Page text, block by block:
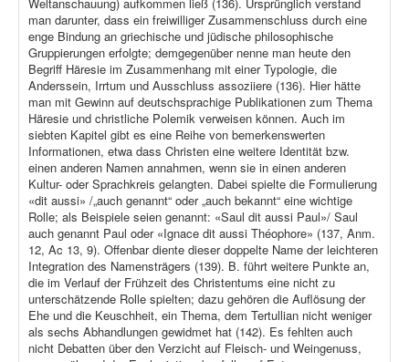
man darunter, dass ein freiwilliger Zusammenschluss durch eine
enge Bindung an griechische und jüdische philosophische
Gruppierungen erfolgte; demgegenüber nenne man heute den
Begriff Häresie im Zusammenhang mit einer Typologie, die
Anderssein, Irrtum und Ausschluss assoziiere (136). Hier hätte
man mit Gewinn auf deutschsprachige Publikationen zum Thema
Häresie und christliche Polemik verweisen können. Auch im
siebten Kapitel gibt es eine Reihe von bemerkenswerten
Informationen, etwa dass Christen eine weitere Identität bzw.
einen anderen Namen annahmen, wenn sie in einen anderen
Kultur- oder Sprachkreis gelangten. Dabei spielte die Formulierung
«dit aussi» /„auch genannt“ oder „auch bekannt“ eine wichtige
Rolle; als Beispiele seien genannt: «Saul dit aussi Paul»/ Saul
auch genannt Paul oder «Ignace dit aussi Théophore» (137, Anm.
12, Ac 13, 9). Offenbar diente dieser doppelte Name der leichteren
Integration des Namensträgers (139). B. führt weitere Punkte an,
die im Verlauf der Frühzeit des Christentums eine nicht zu
unterschätzende Rolle spielten; dazu gehören die Auflösung der
Ehe und die Keuschheit, ein Thema, dem Tertullian nicht weniger
als sechs Abhandlungen gewidmet hat (142). Es fehlten auch
nicht Debatten über den Verzicht auf Fleisch- und Weingenuss,